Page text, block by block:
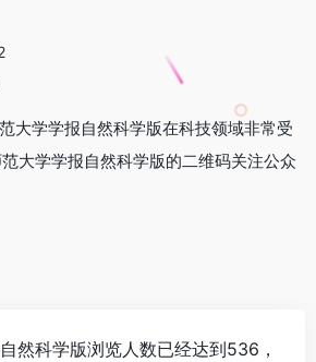
大学学报自然科学版在科技领域非常受
大学学报自然科学版的二维码关注公众
然科学版浏览人数已经达到536，